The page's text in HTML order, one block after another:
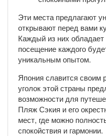
Эти места предлагают
открывают перед вами
Каждый из них
посещение каждого
уникальным опытом.
Япония славится своим
уголок этой страны
возможности для
Пляж Сэкия и его
мест, где можно
спокойствия и гармонии.